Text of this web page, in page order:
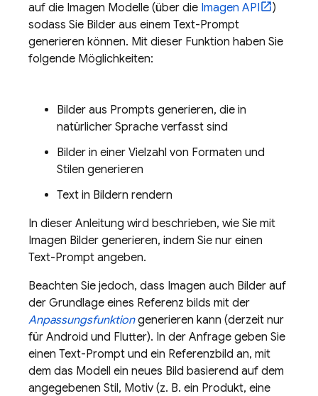
auf die Imagen Modelle (über die Imagen API
)
sodass Sie Bilder aus einem Text-Prompt
generieren können. Mit dieser Funktion haben Sie
folgende Möglichkeiten:
Bilder aus Prompts generieren, die in
natürlicher Sprache verfasst sind
Bilder in einer Vielzahl von Formaten und
Stilen generieren
Text in Bildern rendern
In dieser Anleitung wird beschrieben, wie Sie mit
Imagen Bilder generieren, indem Sie nur einen
Text-Prompt angeben.
Beachten Sie jedoch, dass Imagen auch Bilder auf
der Grundlage eines Referenz bilds mit der
Anpassungsfunktiongenerieren kann (derzeit nur
für Android und Flutter). In der Anfrage geben Sie
einen Text-Prompt und ein Referenzbild an, mit
dem das Modell ein neues Bild basierend auf dem
angegebenen Stil, Motiv (z. B. ein Produkt, eine